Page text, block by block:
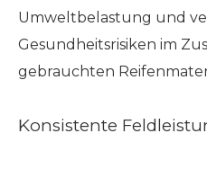
Umweltbelastung und
Gesundheitsrisiken im
gebrauchten
Konsistente